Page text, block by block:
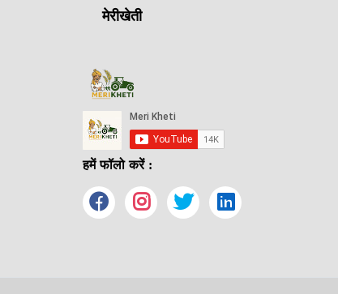
मेरीखेती
हमें फॉलो करें :